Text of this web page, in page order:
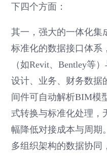
下四个方面：
其一，强大的一体化集
标准化的数据接口体系
（如Revit、Bentley等
设计、业务、财务数据
间件可自动解析BIM模
式转换与标准化处理，
幅降低对接成本与周期
多组织架构的数据协同